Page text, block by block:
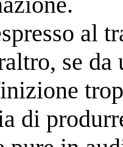
al
se
di